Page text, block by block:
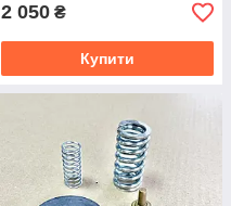
2 050 ₴
Купити